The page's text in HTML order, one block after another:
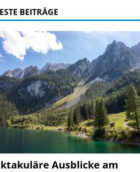
BEITRÄGE
Ausblicke am